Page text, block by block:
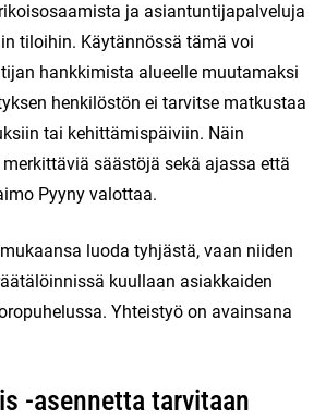
ja asiantuntijapalveluja
tiloihin. Käytännössä tämä voi
hankkimista alueelle muutamaksi
henkilöstön ei tarvitse matkustaa
tai kehittämispäiviin. Näin
säästöjä sekä ajassa että
Pyyny valottaa.
luoda tyhjästä, vaan niiden
kuullaan asiakkaiden
Yhteistyö on avainsana
-asennetta tarvitaan